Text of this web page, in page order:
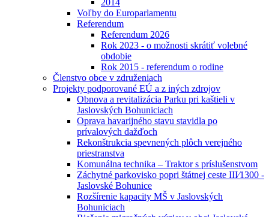
2014
Voľby do Europarlamentu
Referendum
Referendum 2026
Rok 2023 - o možnosti skrátiť volebné
obdobie
Rok 2015 - referendum o rodine
Členstvo obce v združeniach
Projekty podporované EÚ a z iných zdrojov
Obnova a revitalizácia Parku pri kaštieli v
Jaslovských Bohuniciach
Oprava havarijného stavu stavidla po
prívalových dažďoch
Rekonštrukcia spevnených plôch verejného
priestranstva
Komunálna technika – Traktor s príslušenstvom
Záchytné parkovisko popri štátnej ceste III⁄1300 -
Jaslovské Bohunice
Rozšírenie kapacity MŠ v Jaslovských
Bohuniciach